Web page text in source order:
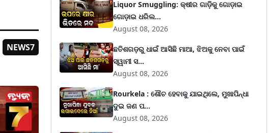
NEWS7
Liquor Smuggling: କ୍ଷୀର ଗାଡ଼ିକୁ ଗୋଡ଼ାଇ
ଗୋଡ଼ାଇ ଧରିଲ...
August 08, 2026
ଛତିଶଗଡ଼ରୁ ଧାଇଁ ଆସିଛି ମାଆ, ଝିଅକୁ ନେବା ପାଇଁ
ସ୍ୱାମୀ ସ...
August 08, 2026
Rourkela : ଶୌଚ ହେବାକୁ ଯାଇଥିଲେ, ମୁଖାପିନ୍ଧା
ଦୁଇ ଜଣ ପ...
August 08, 2026